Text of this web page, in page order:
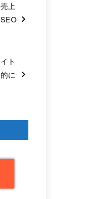
上
ト
に